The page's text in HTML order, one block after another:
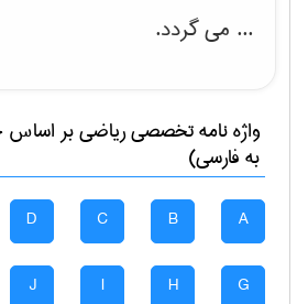
... می گردد.
واژه نامه تخصصیرياضیبر اساس
به فارسی)
A
B
C
D
G
H
I
J